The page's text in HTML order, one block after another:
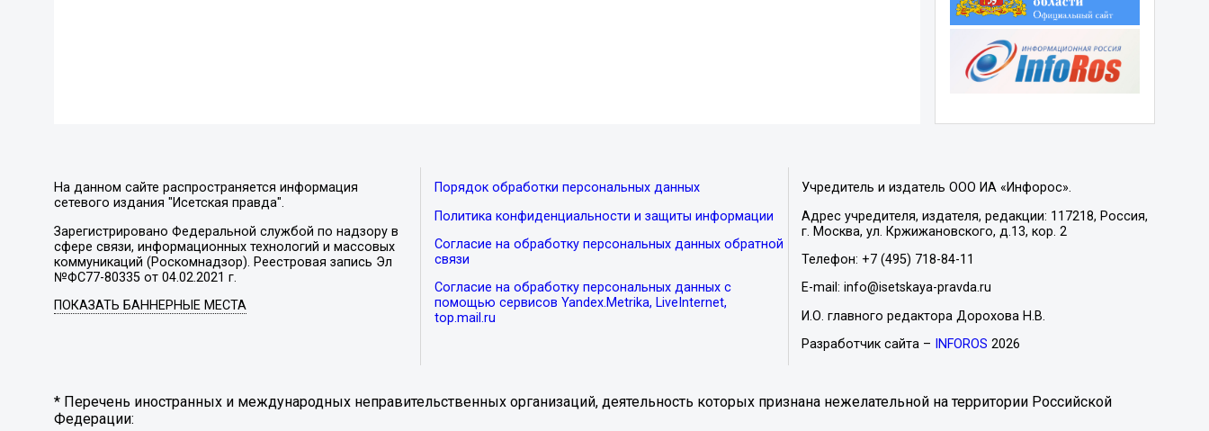
На данном сайте распространяется информация
сетевого издания "Исетская правда".
Зарегистрировано Федеральной службой по надзору в
сфере связи, информационных технологий и массовых
коммуникаций (Роскомнадзор). Реестровая запись Эл
№ФС77-80335 от 04.02.2021 г.
ПОКАЗАТЬ БАННЕРНЫЕ МЕСТА
Порядок обработки персональных данных
Политика конфиденциальности и защиты информации
Согласие на обработку персональных данных обратной
связи
Согласие на обработку персональных данных с
помощью сервисов Yandex.Metrika, LiveInternet,
top.mail.ru
Учредитель и издатель ООО ИА «Инфорос».
Адрес учредителя, издателя, редакции: 117218, Россия,
г. Москва, ул. Кржижановского, д.13, кор. 2
Телефон: +7 (495) 718-84-11
E-mail: info@isetskaya-pravda.ru
И.О. главного редактора Дорохова Н.В.
Разработчик сайта –
INFOROS 2026
* Перечень иностранных и международных неправительственных организаций, деятельность которых признана нежелательной на территории Российской
Федерации: